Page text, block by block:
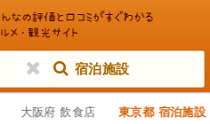
宿泊施設
大阪府 飲食店 東京都 宿泊施設